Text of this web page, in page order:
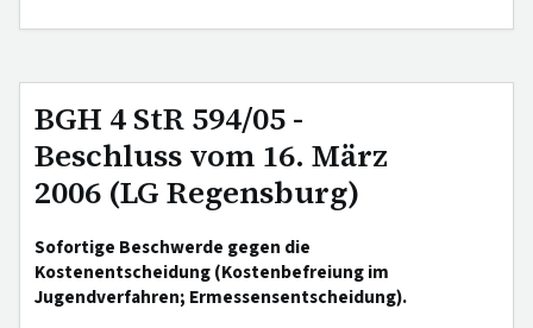
BGH 4 StR 594/05 -
Beschluss vom 16. März
2006 (LG Regensburg)
Sofortige Beschwerde gegen die
Kostenentscheidung (Kostenbefreiung im
Jugendverfahren; Ermessensentscheidung).